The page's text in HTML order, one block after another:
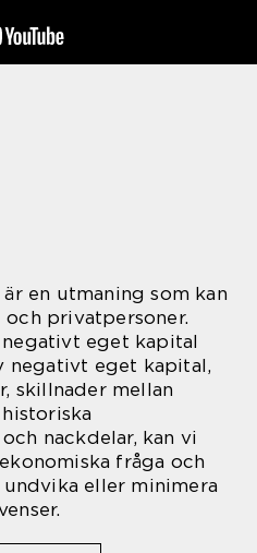
en utmaning som kan
privatpersoner.
eget kapital
negativt eget kapital,
skillnader mellan
nackdelar, kan vi
fråga och
eller minimera